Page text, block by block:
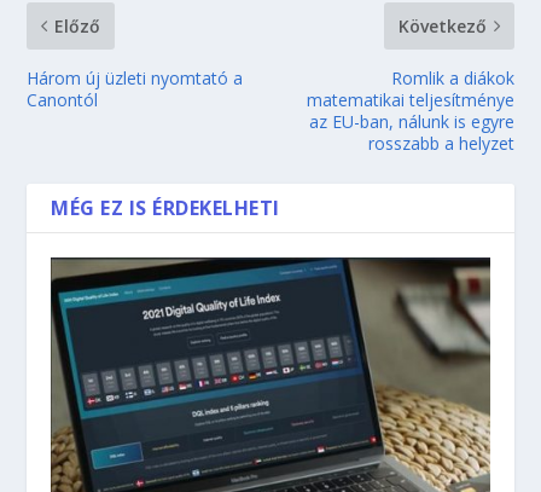
Előző
Három új üzleti nyomtató a
Canontól
Következő
Romlik a diákok
matematikai teljesítménye
az EU-ban, nálunk is egyre
rosszabb a helyzet
MÉG EZ IS ÉRDEKELHETI